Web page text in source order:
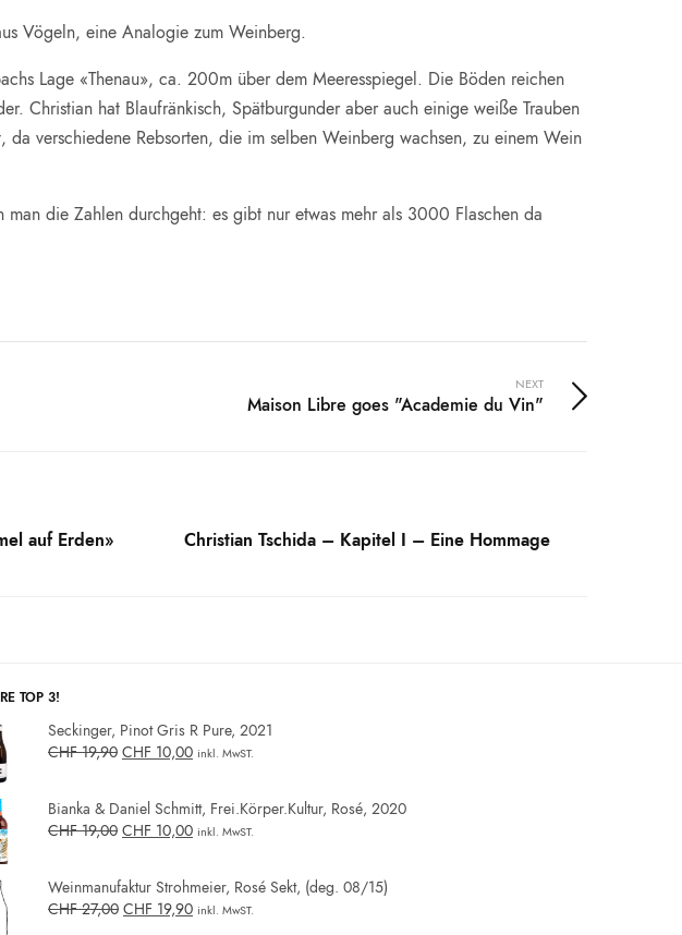
Vögeln, eine Analogie zum Weinberg.
Lage «Thenau», ca. 200m über dem Meeresspiegel. Die Böden reichen
Christian hat Blaufränkisch, Spätburgunder aber auch einige weiße Trauben
verschiedene Rebsorten, die im selben Weinberg wachsen, zu einem Wein
die Zahlen durchgeht: es gibt nur etwas mehr als 3000 Flaschen da
NEXT
Maison Libre goes "Academie du Vin"
auf Erden» Christian Tschida – Kapitel I – Eine Hommage
TOP 3!
Seckinger, Pinot Gris R Pure, 2021
CHF19,90 CHF 10,00 inkl. MwST.
Bianka & Daniel Schmitt, Frei.Körper.Kultur, Rosé, 2020
CHF19,00 CHF 10,00 inkl. MwST.
Weinmanufaktur Strohmeier, Rosé Sekt, (deg. 08/15)
CHF27,00 CHF 19,90 inkl. MwST.